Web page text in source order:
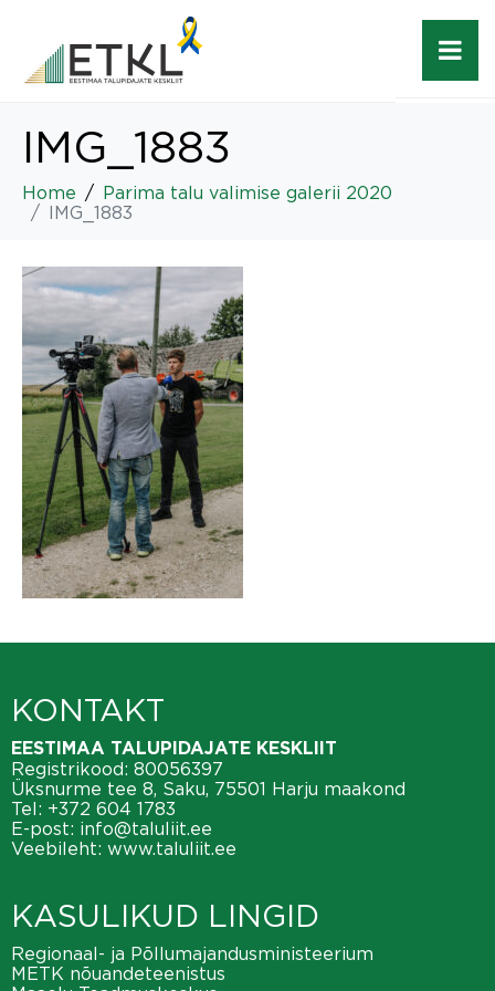
IMG_1883
Home
Parima talu valimise galerii 2020
IMG_1883
KONTAKT
EESTIMAA TALUPIDAJATE KESKLIIT
Registrikood: 80056397
Üksnurme tee 8, Saku, 75501 Harju maakond
Tel: +372 604 1783
E-post: info@taluliit.ee
Veebileht: www.taluliit.ee
KASULIKUD LINGID
Regionaal- ja Põllumajandusministeerium
METK nõuandeteenistus